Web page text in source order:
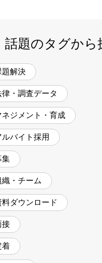
話題のタグから
題解決
律・調査データ
ネジメント・育成
ルバイト採用
集
織・チーム
料ダウンロード
接
着